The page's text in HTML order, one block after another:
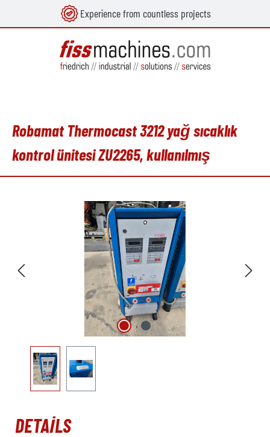
Experience from countless projects
Robamat Thermocast 3212 yağ sıcaklık
kontrol ünitesi ZU2265, kullanılmış
DETAILS